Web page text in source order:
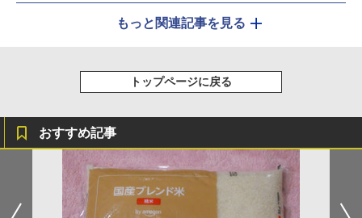
もっと関連記事を見る
トップページに戻る
おすすめ記事